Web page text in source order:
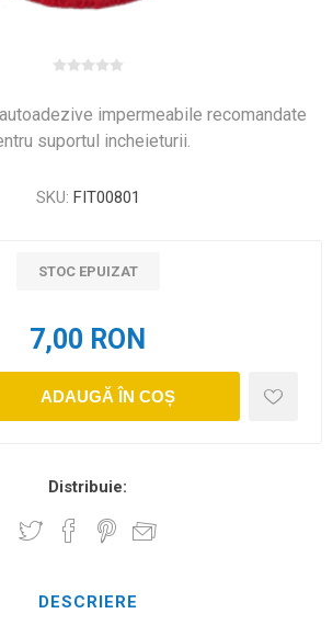
impermeabile recomandate
suportul incheieturii.
SKU: FIT00801
STOC EPUIZAT
7,00 RON
ADAUGĂ ÎN COȘ
Distribuie:
DESCRIERE